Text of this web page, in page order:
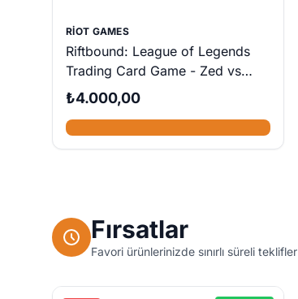
RIOT GAMES
Riftbound: League of Legends
Trading Card Game - Zed vs
Shen Showdown Deck
₺4.000,00
Fırsatlar
Favori ürünlerinizde sınırlı süreli teklifler